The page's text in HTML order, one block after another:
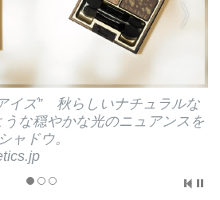
イトアイズ” 木洩れ日の穏や
表現した2色セットの限定ア